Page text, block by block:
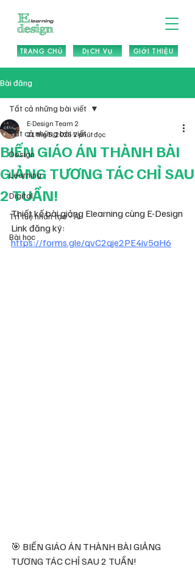
TRANG CHỦ DỊCH VỤ GIỚI THIỆU
Bài đăng
Tất cả những bài viết
Design
Learning
Digital
Trí tuệ nhân tạo - AI
Bài học
Tất cả những bài viết
BIẾN GIÁO ÁN THÀNH BÀI
GIẢNG TƯƠNG TÁC CHỈ SAU
2 TUẦN!
E-Design Team 2
21 thg 5, 2025 2 phút đọc
Thiết kế bài giảng Elearning cùng E-Design
Link đăng ký:
https://forms.gle/qvC2qje2PE4iv5aH6
🎯 BIẾN GIÁO ÁN THÀNH BÀI GIẢNG
TƯƠNG TÁC CHỈ SAU 2 TUẦN!